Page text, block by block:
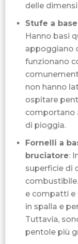
delle
Stufe a
Hanno basi
appoggiano
funzionano
non hanno
ospitare
comportano
di pioggia.
Fornelli a
bruciatore:
superficie di
e compatti e
in spalla e
Tuttavia,
pentole più